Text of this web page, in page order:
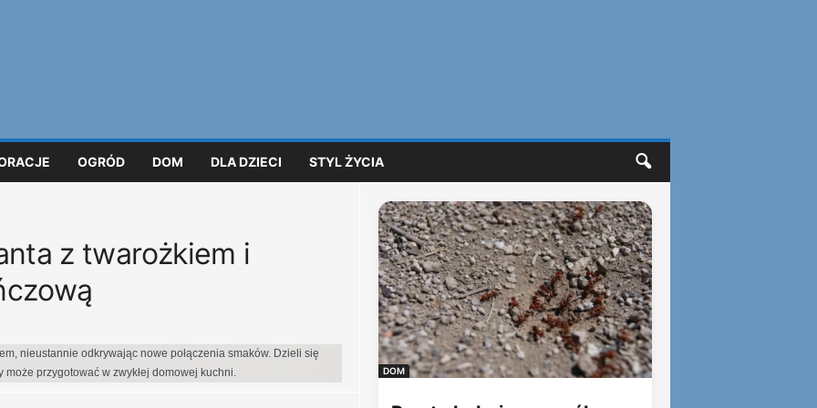
OGRÓD DOM DLA DZIECI STYL ŻYCIA
z twarożkiem i
nieustannie odkrywając nowe połączenia smaków. Dzieli się
przygotować w zwykłej domowej kuchni.
DOM